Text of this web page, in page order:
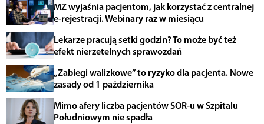
MZ wyjaśnia pacjentom, jak korzystać z centralnej
e-rejestracji. Webinary raz w miesiącu
Lekarze pracują setki godzin? To może być też
efekt nierzetelnych sprawozdań
„Zabiegi walizkowe” to ryzyko dla pacjenta. Nowe
zasady od 1 października
Mimo afery liczba pacjentów SOR-u w Szpitalu
Południowym nie spadła